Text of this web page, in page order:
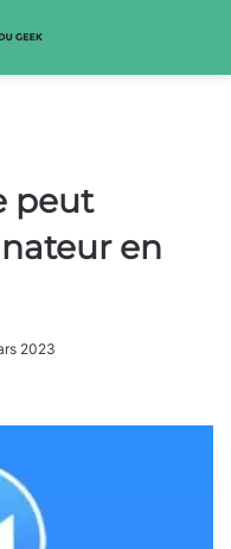
peut
en
2023